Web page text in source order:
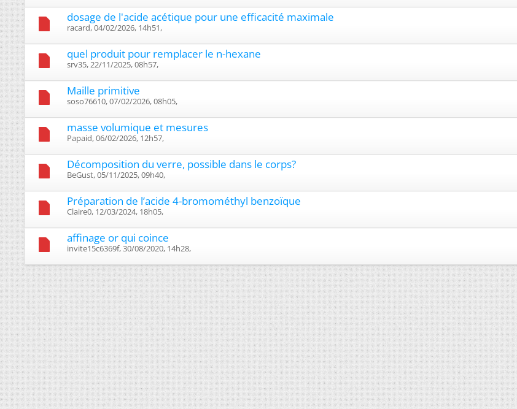
dosage de l'acide acétique pour une efficacité maximale
racard, 04/02/2026, 14h51, ‎
quel produit pour remplacer le n-hexane
srv35, 22/11/2025, 08h57, ‎
Maille primitive
soso76610, 07/02/2026, 08h05, ‎
masse volumique et mesures
Papaid, 06/02/2026, 12h57, ‎
Décomposition du verre, possible dans le corps?
BeGust, 05/11/2025, 09h40, ‎
Préparation de l’acide 4-bromométhyl benzoïque
Claire0, 12/03/2024, 18h05, ‎
affinage or qui coince
invite15c6369f, 30/08/2020, 14h28, ‎